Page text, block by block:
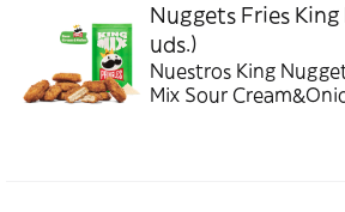
Nuggets Fries King
uds.)
Nuestros King
Mix Sour